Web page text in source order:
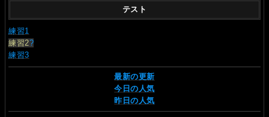
テスト
練習1
練習2?
練習3
最新の更新
今日の人気
昨日の人気